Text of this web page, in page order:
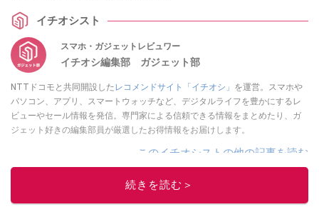
イチオシスト
スマホ・ガジェットレビュワー
イチオシ編集部 ガジェット部
NTTドコモと共同開設した レコメンドサイト「イチオシ」 を運営。スマホや
パソコン、アプリ、スマートウォッチなど、デジタルライフを豊かにするレ
ビューやセール情報を発信。専門家による信頼できる情報をまとめたり、ガ
ジェット好きの編集部員が厳選したお得情報をお届けします。
このイチオシストの他の記事を読む
続きを読む＞